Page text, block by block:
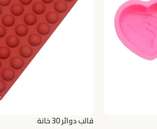
قالب دوائر 30 خانة